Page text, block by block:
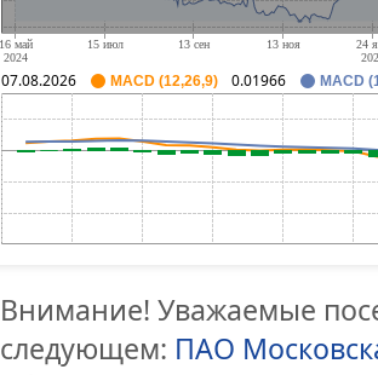
07.08.2026 MACD (12,26,9) 0.01966 MACD
Внимание! Уважаемые
следующем: ПАО